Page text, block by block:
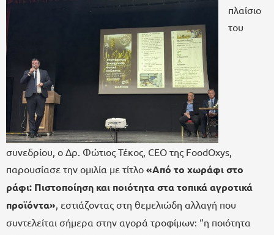
πλαίσιο
του
συνεδρίου, ο Δρ. Φώτιος Τέκος, CEO της FoodOxys,
παρουσίασε την ομιλία με τίτλο «Από το χωράφι στο
ράφι: Πιστοποίηση και ποιότητα στατοπικά αγροτικά
προϊόντα», εστιάζοντας στη θεμελιώδη αλλαγή που
συντελείται σήμερα στην αγορά τροφίμων: “η ποιότητα